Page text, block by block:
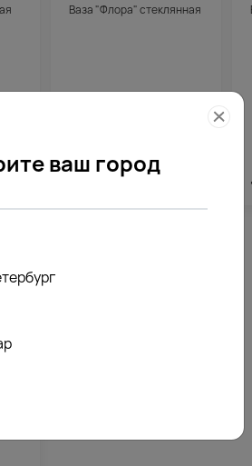
Ваза "Флора" стеклянная
ваш город